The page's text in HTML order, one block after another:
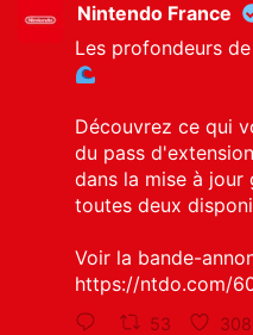
Nintendo France
Les profondeurs
Découvrez ce qui
du pass
dans la mise à jour
toutes deux
Voir la bande-
https://ntdo.com/
53 308